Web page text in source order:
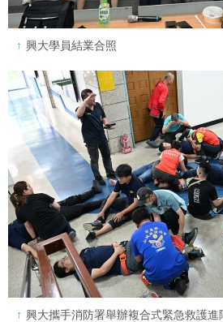
興大學員結業合照
興大攜手消防署舉辦複合式緊急救護進